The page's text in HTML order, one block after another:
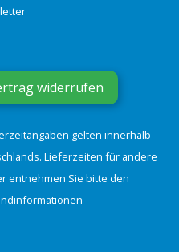
widerrufen
gelten innerhalb
Lieferzeiten für andere
entnehmen Sie bitte den